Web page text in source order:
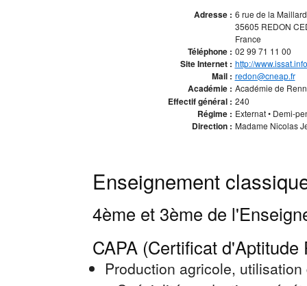
Adresse : 6 rue de la
35605 REDON
France
Téléphone : 02 99 71 11 00
Site Internet : http://
Mail : redon@cneap.fr
Académie : Académie de
Effectif général : 240
Régime : Externat • Demi-
Direction : Madame Nicolas
Enseignement
4ème et 3ème de
CAPA (Certificat
Production agricole,